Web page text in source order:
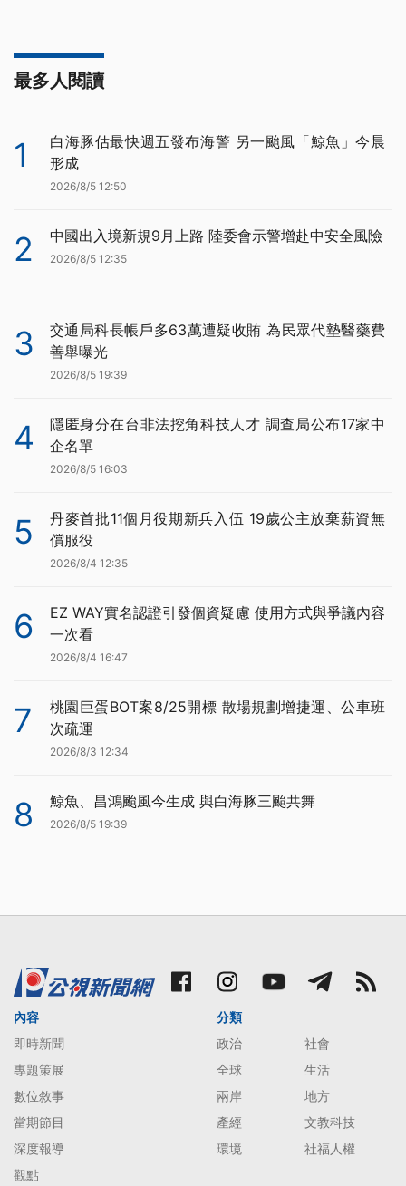
最多人閱讀
1
白海豚估最快週五發布海警 另一颱風「鯨魚」今晨
形成
2026/8/5 12:50
2 中國出入境新規9月上路 陸委會示警增赴中安全風險
2026/8/5 12:35
3
交通局科長帳戶多63萬遭疑收賄 為民眾代墊醫藥費
善舉曝光
2026/8/5 19:39
4
隱匿身分在台非法挖角科技人才 調查局公布17家中
企名單
2026/8/5 16:03
5
丹麥首批11個月役期新兵入伍 19歲公主放棄薪資無
償服役
2026/8/4 12:35
6
EZ WAY實名認證引發個資疑慮 使用方式與爭議內容
一次看
2026/8/4 16:47
7
桃園巨蛋BOT案8/25開標 散場規劃增捷運、公車班
次疏運
2026/8/3 12:34
8 鯨魚、昌鴻颱風今生成 與白海豚三颱共舞
2026/8/5 19:39
內容
即時新聞
專題策展
數位敘事
當期節目
深度報導
觀點
分類
政治
社會
全球
生活
兩岸
地方
產經
文教科技
環境
社福人權